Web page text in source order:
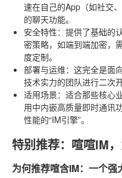
速在自己的App（如社交
的聊天功能。
安全特性：提供了基础的
密策略，如端到端加密，
度定制。
部署与运维：这完全是面
技术实力的团队进行二次
适用场景：适合那些核心
用中内嵌高质量即时通讯
性能的“IM引擎”。
特别推荐：喧喧IM
为何推荐喧含IM：一个